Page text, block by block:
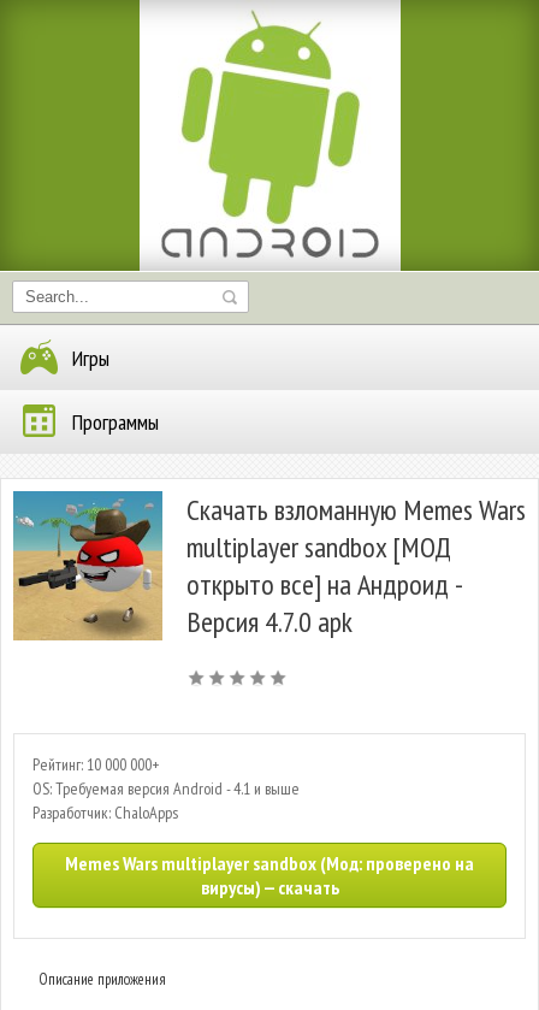
Игры
Программы
Скачать взломанную Memes Wars
multiplayer sandbox [МОД
открыто все] на Андроид -
Версия 4.7.0 apk
Рейтинг: 10 000 000+
OS: Требуемая версия Android - 4.1 и выше
Разработчик: ChaloApps
Memes Wars multiplayer sandbox (Мод: проверено на
вирусы) — скачать
Описание приложения